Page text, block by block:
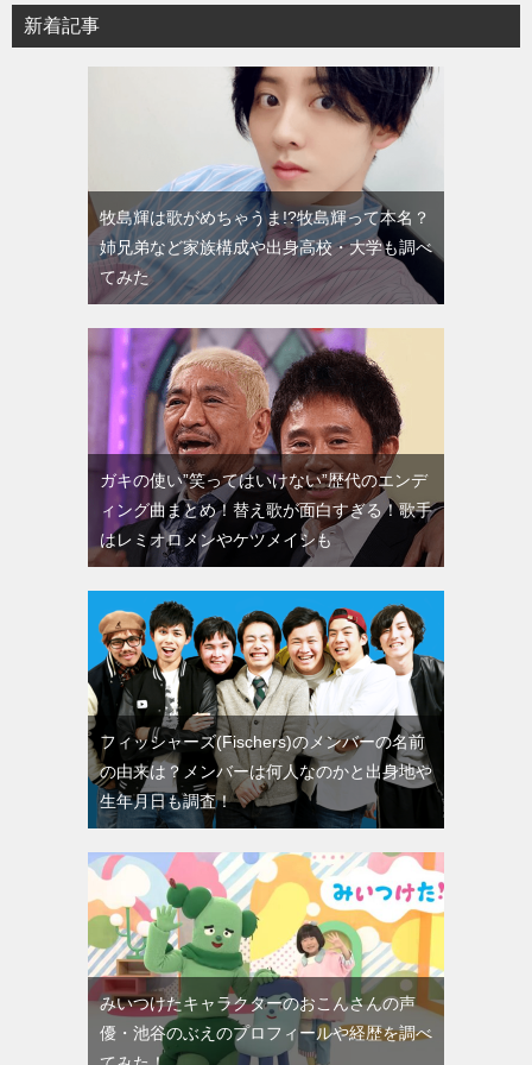
新着記事
牧島輝は歌がめちゃうま!?牧島輝って本名？
姉兄弟など家族構成や出身高校・大学も調べ
てみた
ガキの使い”笑ってはいけない”歴代のエンデ
ィング曲まとめ！替え歌が面白すぎる！歌手
はレミオロメンやケツメイシも
フィッシャーズ(Fischers)のメンバーの名前
の由来は？メンバーは何人なのかと出身地や
生年月日も調査！
みいつけたキャラクターのおこんさんの声
優・池谷のぶえのプロフィールや経歴を調べ